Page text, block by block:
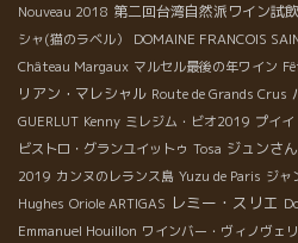
Nouveau 2018 第二回台湾自然派ワイン試
シャ(猫のラベル）
DOMAINE FRANCOIS
Château Margaux マルセル最後の年ワイン
リアン・マレシャル Route de Grands Crus
GUERLUT Kenny ミレジム・ビオ2019 プイ
ビストロ・グランユイットゥ Tosa ジュンさん
2019 カンヌのレランス島 Yuzu de Paris ジャ
Hughes Oriole ARTIGAS レミー・スリエ
Emmanuel Houillon ワインバー・ヴィノヴェ